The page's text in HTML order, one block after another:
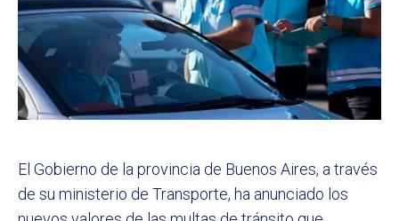
El Gobierno de la provincia de Buenos Aires, a través
de su ministerio de Transporte, ha anunciado los